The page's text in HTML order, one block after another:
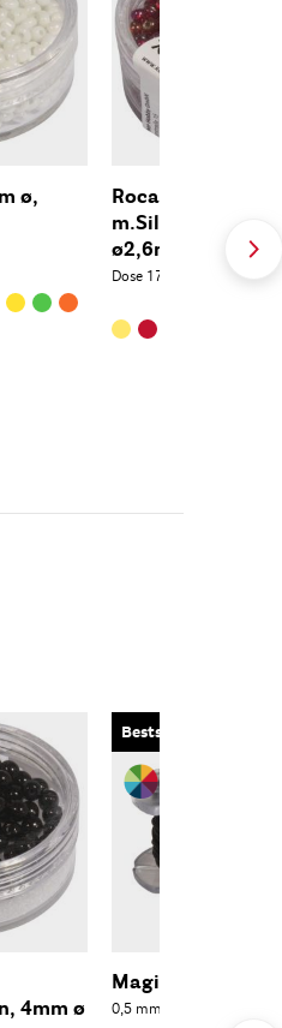
ø,
Rocailles
ø2,6mm
Dose 17 g
4mm ø
Bestseller
Magic-Stretch
0,5 mm, SB-Btl. Spule 5 m